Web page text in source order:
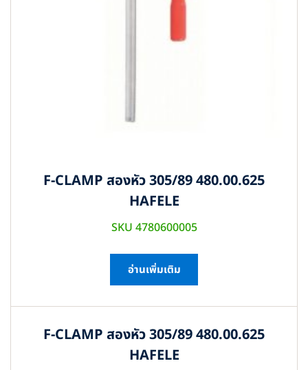
F-CLAMP สองหัว 305/89 480.00.625
HAFELE
SKU 4780600005
อ่านเพิ่มเติม
F-CLAMP สองหัว 305/89 480.00.625
HAFELE